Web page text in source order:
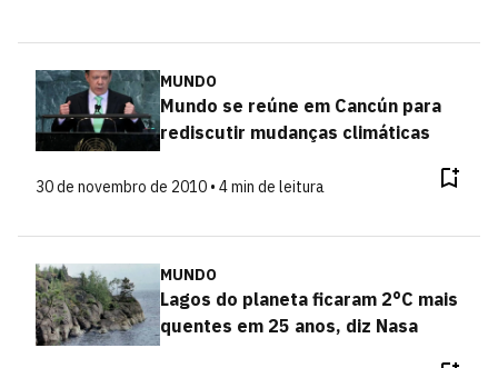
MUNDO
Mundo se reúne em Cancún para
rediscutir mudanças climáticas
30 de novembro de 2010 • 4 min de leitura
MUNDO
Lagos do planeta ficaram 2°C mais
quentes em 25 anos, diz Nasa